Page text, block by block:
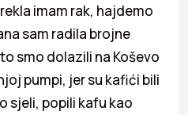
imam rak, hajdemo
sam radila brojne
smo dolazili na Koševo
pumpi, jer su kafići bili
sjeli, popili kafu kao